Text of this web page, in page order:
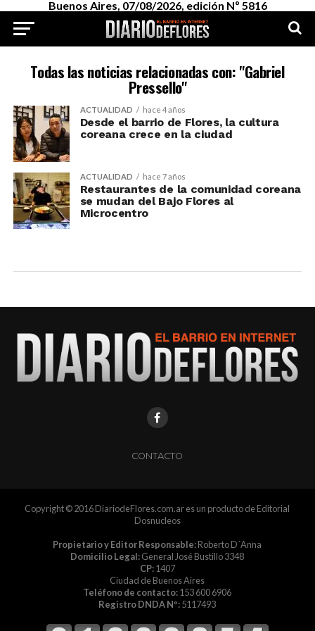
Buenos Aires, 07/08/2026, edición Nº 5816
Todas las noticias relacionadas con: "Gabriel
Pressello"
ACTUALIDAD hace 4 años
Desde el barrio de Flores, la cultura
coreana crece en la ciudad
ACTUALIDAD hace 7 años
Restaurantes de la comunidad coreana
se mudan del Bajo Flores al
Microcentro
CONTACTO
Copyright © 2016 DiariodeFlores.com.ar es un producto de Editorial
Dosnucleos
Propietario y Editor Responsable:Roberto D´Anna
Domicilio Legal:General José Bustillo 3348
CP:1407
Ciudad de Buenos Aires
Teléfono de contacto:153 600 6906
Registro DNDA Nº:5117493